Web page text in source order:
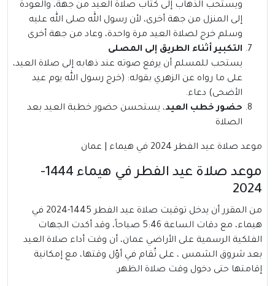
ويستحب الذهاب إلى كتاب صلاة العيد من جهة، والعودة
إلى المنزل من جهة أخرى، لأن رسول الله صلى الله عليه
وسلم خرج لصلاة العيد مرة واحدة، وعاد من جهة أخرى
التكبير أثناء الطريق إلى المصلى
يستحب للمسلم أن يرفع صوته عند ذهابه إلى صلاة العيد،
على ما رواه عن الزهري بقوله: (خرج رسول الله يوم عيد
الأضحى) دعاء.
حضور خطب العيد، يستحسن حضور خطبة العيد بعد
الصلاة
موعد صلاة عيد الفطر 2024 في هيماء | عمان
موعد صلاة عيد الفطر في هيماء 1444-
2024
من المقرر أن يدخل توقيت صلاة عيد الفطر 1445-2024 في
هيماء، مع دقات الساعة 5:46 صباحاً، وقد أكدت الجهات
الفلكية الرسمية على الأراضي عمان، أن وقت أداء صلاة العيد
بعد شروق الشمس ، على تُقام في أوّل وقتها، مع إمكانية
إقامتها حتى دخول وقت صلاة الظهر.